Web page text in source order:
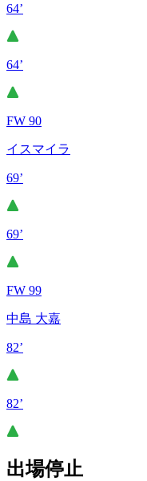
64’
64’
FW 90
イスマイラ
69’
69’
FW 99
中島 大嘉
82’
82’
出場停止